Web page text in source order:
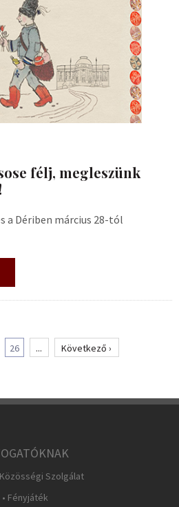
félj, megleszünk
a Dériben március 28-tól
26 ... Következő ›
Szolgálat
• Fényjáték